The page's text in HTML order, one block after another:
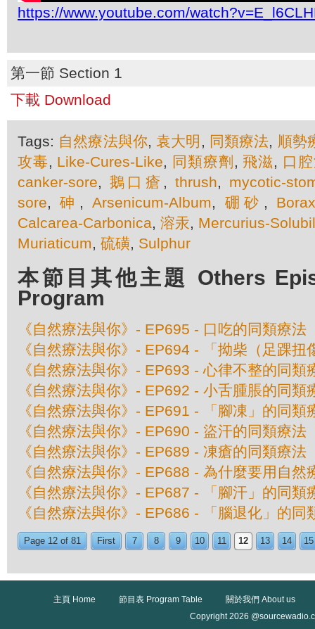
https://www.youtube.com/
第一節 Section 1
下載 Download
Tags: 自然療法與你,袁大明 , 同類療法, 順勢
攻毒, Like-Cures-Like, 同類療劑 , 飛滋, 口
canker-sore, 鵝口瘡 ,thrush, mycotic-
sore,砷 ,Arsenicum-Album, 硼砂 ,
Calcarea-Carbonica,溶汞, Mercurius-
Muriaticum, 硫磺, Sulphur
本節目其他主題 Others
Program
《自然療法與你》- EP695 - 口吃的同類療法
《自然療法與你》- EP694 - 「拗柴（足踝扭
《自然療法與你》- EP693 - 心律不整的同類
《自然療法與你》- EP692 - 小舌腫脹的同類
《自然療法與你》- EP691 - 「腳凍」的同類
《自然療法與你》- EP690 - 盜汗的同類療法
《自然療法與你》- EP689 - 凍瘡的同類療法
《自然療法與你》- EP688 - 為什麼要用自然
《自然療法與你》- EP687 - 「腳汗」的同類
《自然療法與你》- EP686 - 「腦退化」的同
Page 12 of 81 First 7 8 9 10 11 12 13 14 15
主頁 Home 節目表 Program Table
關於我們 About us
Copyright 2026